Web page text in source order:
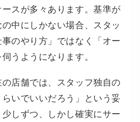
スが多々あります。基準が
中にしかない場合、スタッ
のやり方」ではなく「オー
うようになります。
店舗では、スタッフ独自の
いでいいだろう」という妥
しずつ、しかし確実にサー